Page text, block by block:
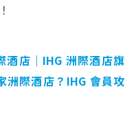
酒店｜IHG 洲際酒店旗
洲際酒店？IHG 會員攻